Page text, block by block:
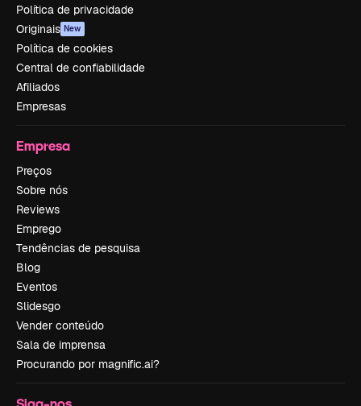
Política de privacidade
Originais New
Política de cookies
Central de confiabilidade
Afiliados
Empresas
Empresa
Preços
Sobre nós
Reviews
Emprego
Tendências de pesquisa
Blog
Eventos
Slidesgo
Vender conteúdo
Sala de imprensa
Procurando por magnific.ai?